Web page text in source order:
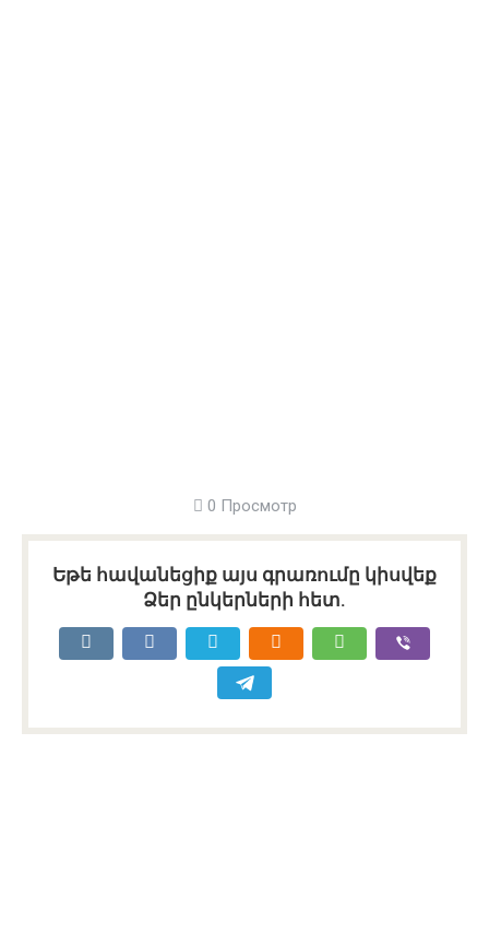
0 Просмотр
Եթե հավանեցիք այս գրառումը կիսվեք
Ձեր ընկերների հետ.